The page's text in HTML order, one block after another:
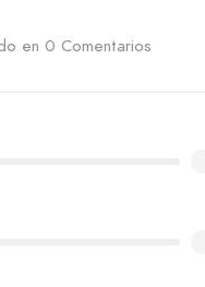
en 0 Comentarios